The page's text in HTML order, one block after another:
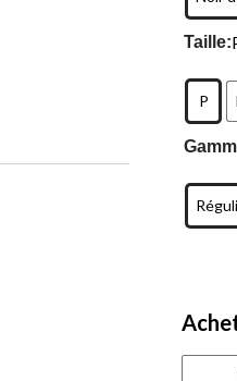
Taille:
P